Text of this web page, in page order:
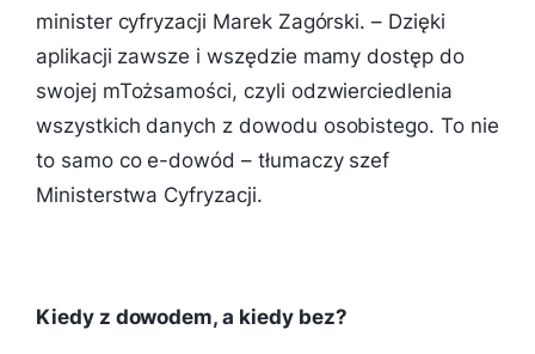
minister cyfryzacji Marek Zagórski. – Dzięki
aplikacji zawsze i wszędzie mamy dostęp do
swojej mTożsamości, czyli odzwierciedlenia
wszystkich danych z dowodu osobistego. To nie
to samo co e-dowód – tłumaczy szef
Ministerstwa Cyfryzacji.
Kiedy z dowodem, a kiedy bez?